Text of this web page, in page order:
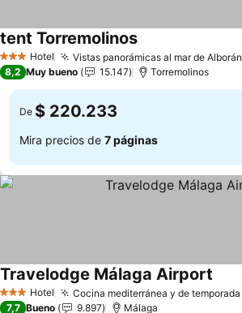
3 Estrellas
Hotel Vistas panorámicas al mar de Alborán
tent TorremolinosVer precios
8,2 Muy bueno 15.147 Torremolinos
De $ 220.233
Mira precios de 7 páginas
3 Estrellas
Hotel Cocina mediterránea y de temporada
Travelodge Málaga Airport
7,7 Bueno 9.897 Málaga